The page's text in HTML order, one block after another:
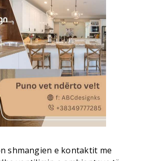
shmangien e kontaktit me